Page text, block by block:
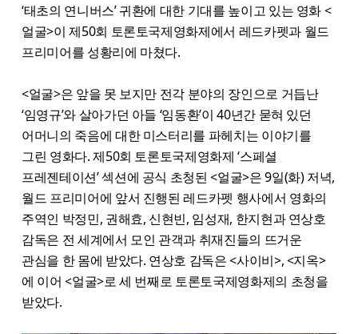
‘태초의 연니버스’ 귀환에 대한 기대를 높이고 있는 영화 <
얼굴>이 제50회 토론토국제영화제에서 레드카펫과 월드
프리미어를 성황리에 마쳤다.
<​얼굴>은 앞을 못 보지만 전각 분야의 장인으로 거듭난
‘임영규’와 살아가던 아들 ‘임동환’이 40년간 묻혀 있던
어머니의 죽음에 대한 미스터리를 파헤치는 이야기를
그린 영화다. 제50회 토론토국제영화제 ‘스페셜
프레젠테이션’ 섹션에 공식 초청된 <얼굴>은 9일(화) 저녁,
월드 프리미어에 앞서 진행된 레드카펫 행사에서 영화의
주역인 박정민, 권해효, 신현빈, 임성재, 한지현과 연상호
감독은 전 세계에서 모인 관객과 취재진들의 뜨거운
관심을 한 몸에 받았다. 연상호 감독은 <사이비>, <지옥>
에 이어 <얼굴>로 세 번째로 토론토국제영화제의 초청을
받았다.